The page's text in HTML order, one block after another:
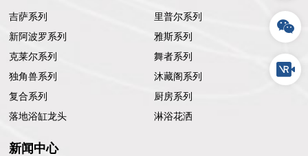
吉萨系列
里普尔系列
新阿波罗系列
雅斯系列
克莱尔系列
舞者系列
独角兽系列
沐藏阁系列
复合系列
厨房系列
落地浴缸龙头
淋浴花洒
新闻中心